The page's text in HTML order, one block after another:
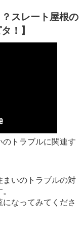
スレート屋根の
！】
トラブルに関連す
いのトラブルの対
なってみてくださ